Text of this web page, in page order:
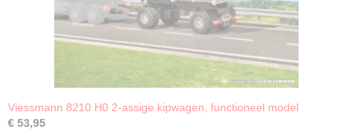
Viessmann 8210 H0 2-assige kipwagen, functioneel model
€ 53,95